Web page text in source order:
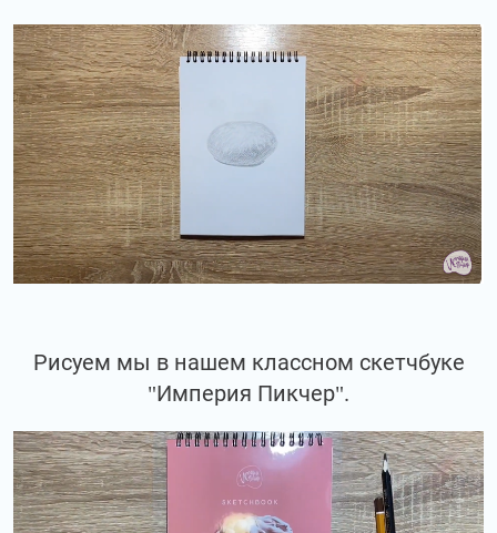
Рисуем мы в нашем классном скетчбуке
"Империя Пикчер".